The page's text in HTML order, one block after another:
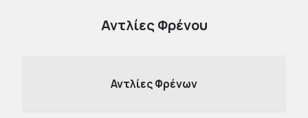
Αντλίες Φρένου
Αντλίες Φρένων